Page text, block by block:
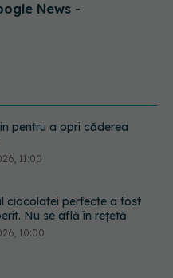
News -
ciocolatei perfecte a fost
Nu se află în rețetă
pe care îl folosim zilnic,